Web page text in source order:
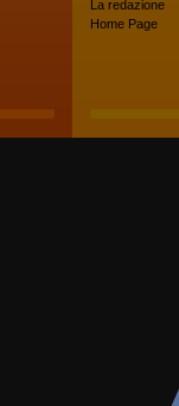
La redazione
Home Page